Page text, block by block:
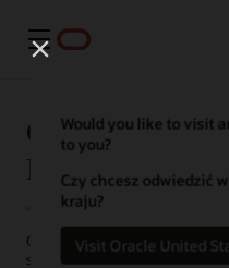
Menu
Would you like to visit
to you?
Czy chcesz odwiedzić
kraju?
Visit Oracle United
Oracle AI for
Management
Oracle AI for HCM to zbiór
sztucznej inteligencji, które